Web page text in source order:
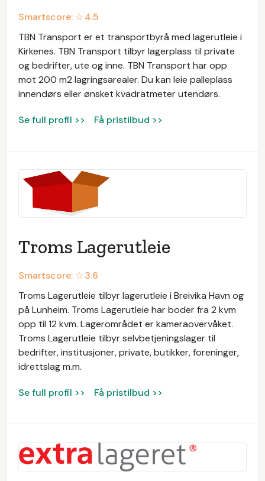
Smartscore: ☆4.5
TBN Transport er et transportbyrå med lagerutleie i
Kirkenes. TBN Transport tilbyr lagerplass til private
og bedrifter, ute og inne. TBN Transport har opp
mot 200 m2 lagringsarealer. Du kan leie palleplass
innendørs eller ønsket kvadratmeter utendørs.
Se full profil >> Få pristilbud >>
Troms Lagerutleie
Smartscore: ☆3.6
Troms Lagerutleie tilbyr lagerutleie i Breivika Havn og
på Lunheim. Troms Lagerutleie har boder fra 2 kvm
opp til 12 kvm. Lagerområdet er kameraovervåket.
Troms Lagerutleie tilbyr selvbetjeningslager til
bedrifter, institusjoner, private, butikker, foreninger,
idrettslag m.m.
Se full profil >> Få pristilbud >>